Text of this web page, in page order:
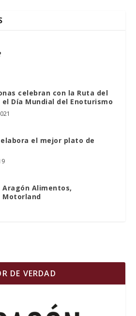
celebran con la Ruta del
Día Mundial del Enoturismo
el mejor plato de
Aragón Alimentos,
DE VERDAD